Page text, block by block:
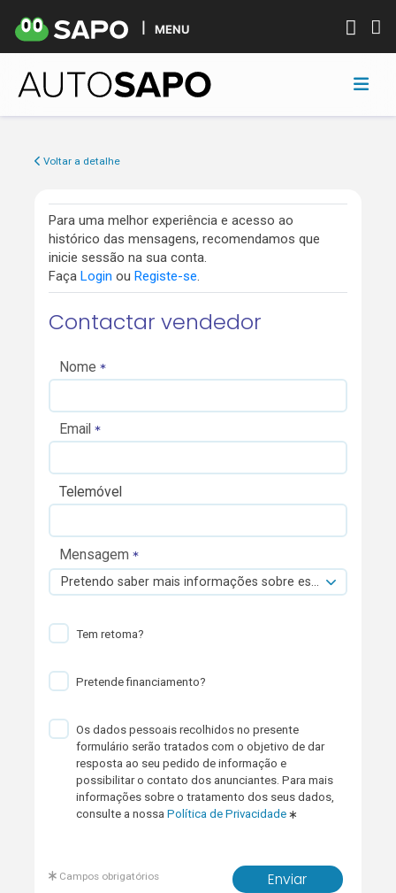
MENU
Voltar a detalhe
Para uma melhor experiência e acesso ao
histórico das mensagens, recomendamos que
inicie sessão na sua conta.
Faça Login ou Registe-se.
Contactar vendedor
Nome
Email
Telemóvel
Mensagem
Pretendo saber mais informações sobre esta viatura.
Tem retoma?
Pretende financiamento?
Os dados pessoais recolhidos no presente
formulário serão tratados com o objetivo de dar
resposta ao seu pedido de informação e
possibilitar o contato dos anunciantes. Para mais
informações sobre o tratamento dos seus dados,
consulte a nossaPolítica de Privacidade
Enviar
Campos obrigatórios